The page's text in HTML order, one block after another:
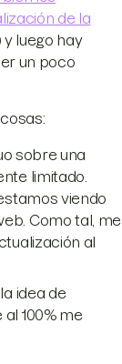
de la
y luego hay
un poco
sobre una
limitado.
viendo
Como tal, me
al
idea de
100% me